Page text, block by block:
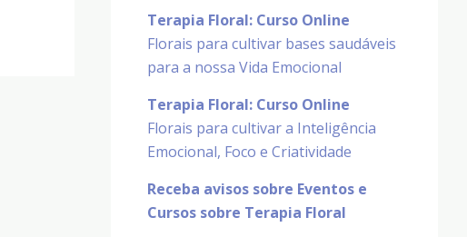
Terapia Floral: Curso Online
Florais para cultivar bases saudáveis
para a nossa Vida Emocional
Terapia Floral: Curso Online
Florais para cultivar a Inteligência
Emocional, Foco e Criatividade
Receba avisos sobre Eventos e
Cursos sobre Terapia Floral